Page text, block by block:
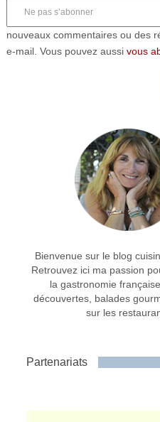
nouveaux commentaires ou des
e-mail. Vous pouvez aussi vous
Bienvenue sur le blog
Retrouvez ici ma passion
la gastronomie
découvertes, balades
sur les
Partenariats